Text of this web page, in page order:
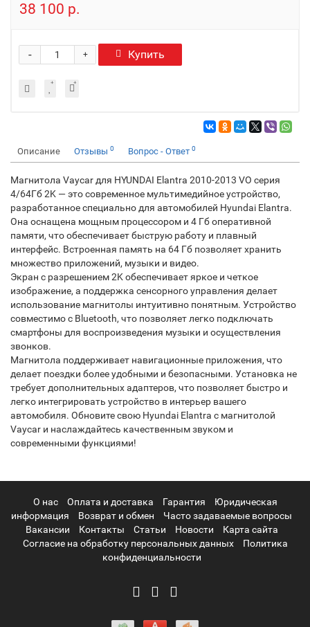
38 100 р.
+
- Купить
Описание Отзывы 0 Вопрос - Ответ 0
Магнитола Vaycar для HYUNDAI Elantra 2010-2013 VO серия
4/64Гб 2K — это современное мультимедийное устройство,
разработанное специально для автомобилей Hyundai Elantra.
Она оснащена мощным процессором и 4 Гб оперативной
памяти, что обеспечивает быструю работу и плавный
интерфейс. Встроенная память на 64 Гб позволяет хранить
множество приложений, музыки и видео.
Экран с разрешением 2K обеспечивает яркое и четкое
изображение, а поддержка сенсорного управления делает
использование магнитолы интуитивно понятным. Устройство
совместимо с Bluetooth, что позволяет легко подключать
смартфоны для воспроизведения музыки и осуществления
звонков.
Магнитола поддерживает навигационные приложения, что
делает поездки более удобными и безопасными. Установка не
требует дополнительных адаптеров, что позволяет быстро и
легко интегрировать устройство в интерьер вашего
автомобиля. Обновите свою Hyundai Elantra с магнитолой
Vaycar и наслаждайтесь качественным звуком и
современными функциями!
О нас Оплата и доставка Гарантия
Юридическая
информация
Возврат и обмен
Часто задаваемые вопросы
Вакансии
Контакты Статьи Новости
Карта сайта
Согласие на обработку персональных данных
Политика
конфиденциальности